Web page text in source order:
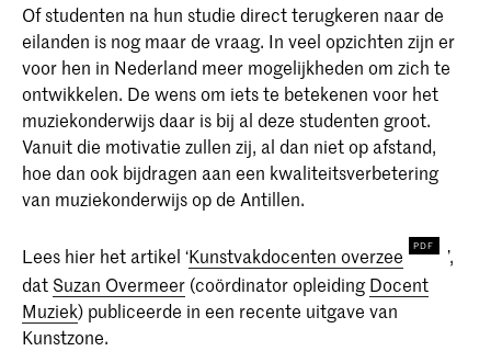
Of studenten na hun studie direct terugkeren naar de
eilanden is nog maar de vraag. In veel opzichten zijn er
voor hen in Nederland meer mogelijkheden om zich te
ontwikkelen. De wens om iets te betekenen voor het
muziekonderwijs daar is bij al deze studenten groot.
Vanuit die motivatie zullen zij, al dan niet op afstand,
hoe dan ook bijdragen aan een kwaliteitsverbetering
van muziekonderwijs op de Antillen.
Lees hier het artikel ‘Kunstvakdocenten overzee
’,
dat Suzan Overmeer (coördinator opleidingDocent
Muziek) publiceerde in een recente uitgave van
Kunstzone.